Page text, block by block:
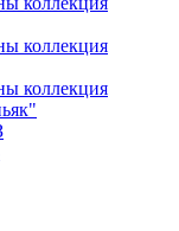
коллекция
коллекция